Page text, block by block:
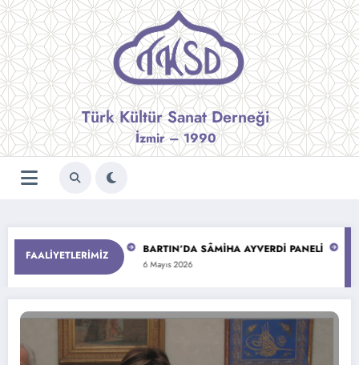
İçeriğe
atla
Türk Kültür Sanat Derneği
İzmir – 1990
FAALIYETLERIMIZ
RÖPORTAJ BARTIN’DA SÂMİHA AYVERDİ PANELİ
6 Mayıs 2026
DOĞUMUNUN 100. YILINDA İLHAN AYVERDİ